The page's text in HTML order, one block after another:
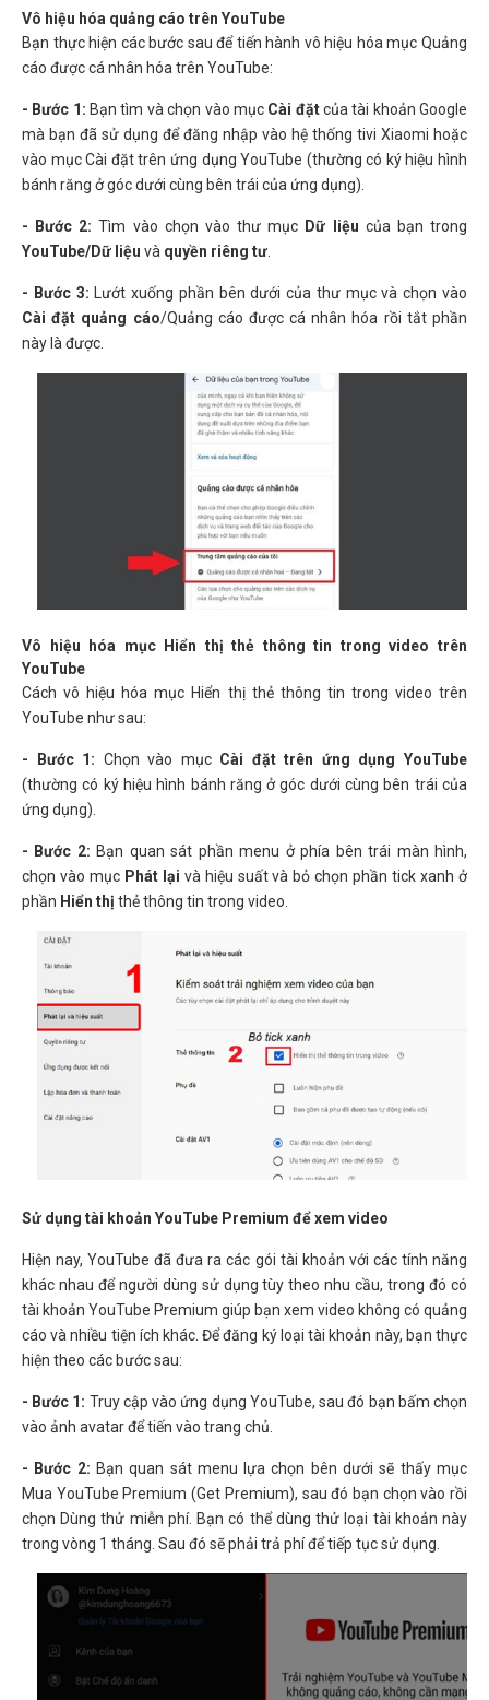
Vô hiệu hóa quảng cáo trên YouTube
Bạn thực hiện các bước sau để tiến hành vô hiệu hóa mục Quảng
cáo được cá nhân hóa trên YouTube:
- Bước 1: Bạn tìm và chọn vào mục Cài đặtcủa tài khoản Google
mà bạn đã sử dụng để đăng nhập vào hệ thống tivi Xiaomi hoặc
vào mục Cài đặt trên ứng dụng YouTube (thường có ký hiệu hình
bánh răng ở góc dưới cùng bên trái của ứng dụng).
- Bước 2: Tìm vào chọn vào thư mục Dữ liệu của bạn trong
YouTube/Dữ liệu và quyền riêng tư.
- Bước 3: Lướt xuống phần bên dưới của thư mục và chọn vào
Cài đặt quảng cáo/Quảng cáo được cá nhân hóa rồi tắt phần
này là được.
Vô hiệu hóa mục Hiển thị thẻ thông tin trong video trên
YouTube
Cách vô hiệu hóa mục Hiển thị thẻ thông tin trong video trên
YouTube như sau:
- Bước 1: Chọn vào mục Cài đặt trên ứng dụng YouTube
(thường có ký hiệu hình bánh răng ở góc dưới cùng bên trái của
ứng dụng).
- Bước 2: Bạn quan sát phần menu ở phía bên trái màn hình,
chọn vào mục Phát lại và hiệu suất và bỏ chọn phần tick xanh ở
phần Hiển thị thẻ thông tin trong video.
Sử dụng tài khoản YouTube Premium để xem video
Hiện nay, YouTube đã đưa ra các gói tài khoản với các tính năng
khác nhau để người dùng sử dụng tùy theo nhu cầu, trong đó có
tài khoản YouTube Premium giúp bạn xem video không có quảng
cáo và nhiều tiện ích khác. Để đăng ký loại tài khoản này, bạn thực
hiện theo các bước sau:
- Bước 1: Truy cập vào ứng dụng YouTube, sau đó bạn bấm chọn
vào ảnh avatar để tiến vào trang chủ.
- Bước 2: Bạn quan sát menu lựa chọn bên dưới sẽ thấy mục
Mua YouTube Premium (Get Premium), sau đó bạn chọn vào rồi
chọn Dùng thử miễn phí. Bạn có thể dùng thử loại tài khoản này
trong vòng 1 tháng. Sau đó sẽ phải trả phí để tiếp tục sử dụng.